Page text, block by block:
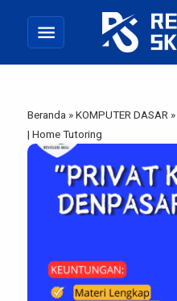
menu
Beranda »KOMPUTER DASAR »
| Home Tutoring